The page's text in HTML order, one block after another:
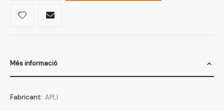
Més informació
Més
APLI